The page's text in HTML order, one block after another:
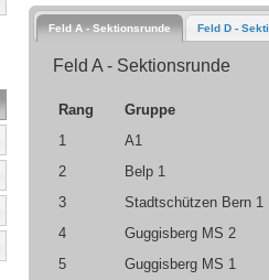
Feld A - Sektionsrunde Feld D -
Feld A - Sektionsrunde
Rang
Gruppe
1
A1
2
Belp 1
3
Stadtschützen Bern 1
4
Guggisberg MS 2
5
Guggisberg MS 1